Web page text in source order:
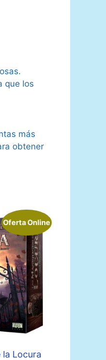
que los
más
obtener
Oferta Online
la Locura